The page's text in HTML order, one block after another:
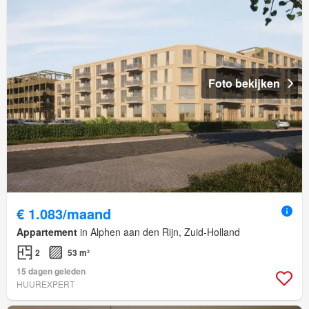
Foto bekijken
€ 1.083/maand
Appartement in Alphen aan den Rijn, Zuid-Holland
2
53 m²
15 dagen geleden
HUUREXPERT